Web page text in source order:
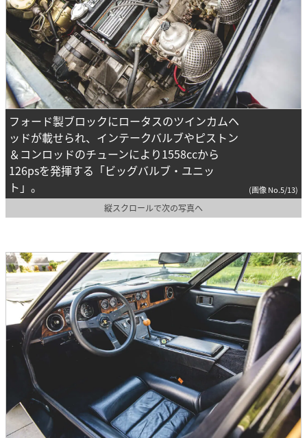
フォード製ブロックにロータスのツインカムヘ
ッドが載せられ、インテークバルブやピストン
＆コンロッドのチューンにより1558ccから
126psを発揮する「ビッグバルブ・ユニッ
ト」。
(画像 No.5/13)
縦スクロールで次の写真へ